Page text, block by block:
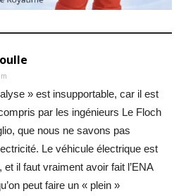
» est insupportable, car il est
par les ingénieurs Le Floch
que nous ne savons pas
Le véhicule électrique est
et il faut vraiment avoir fait l’ENA
peut faire un « plein »